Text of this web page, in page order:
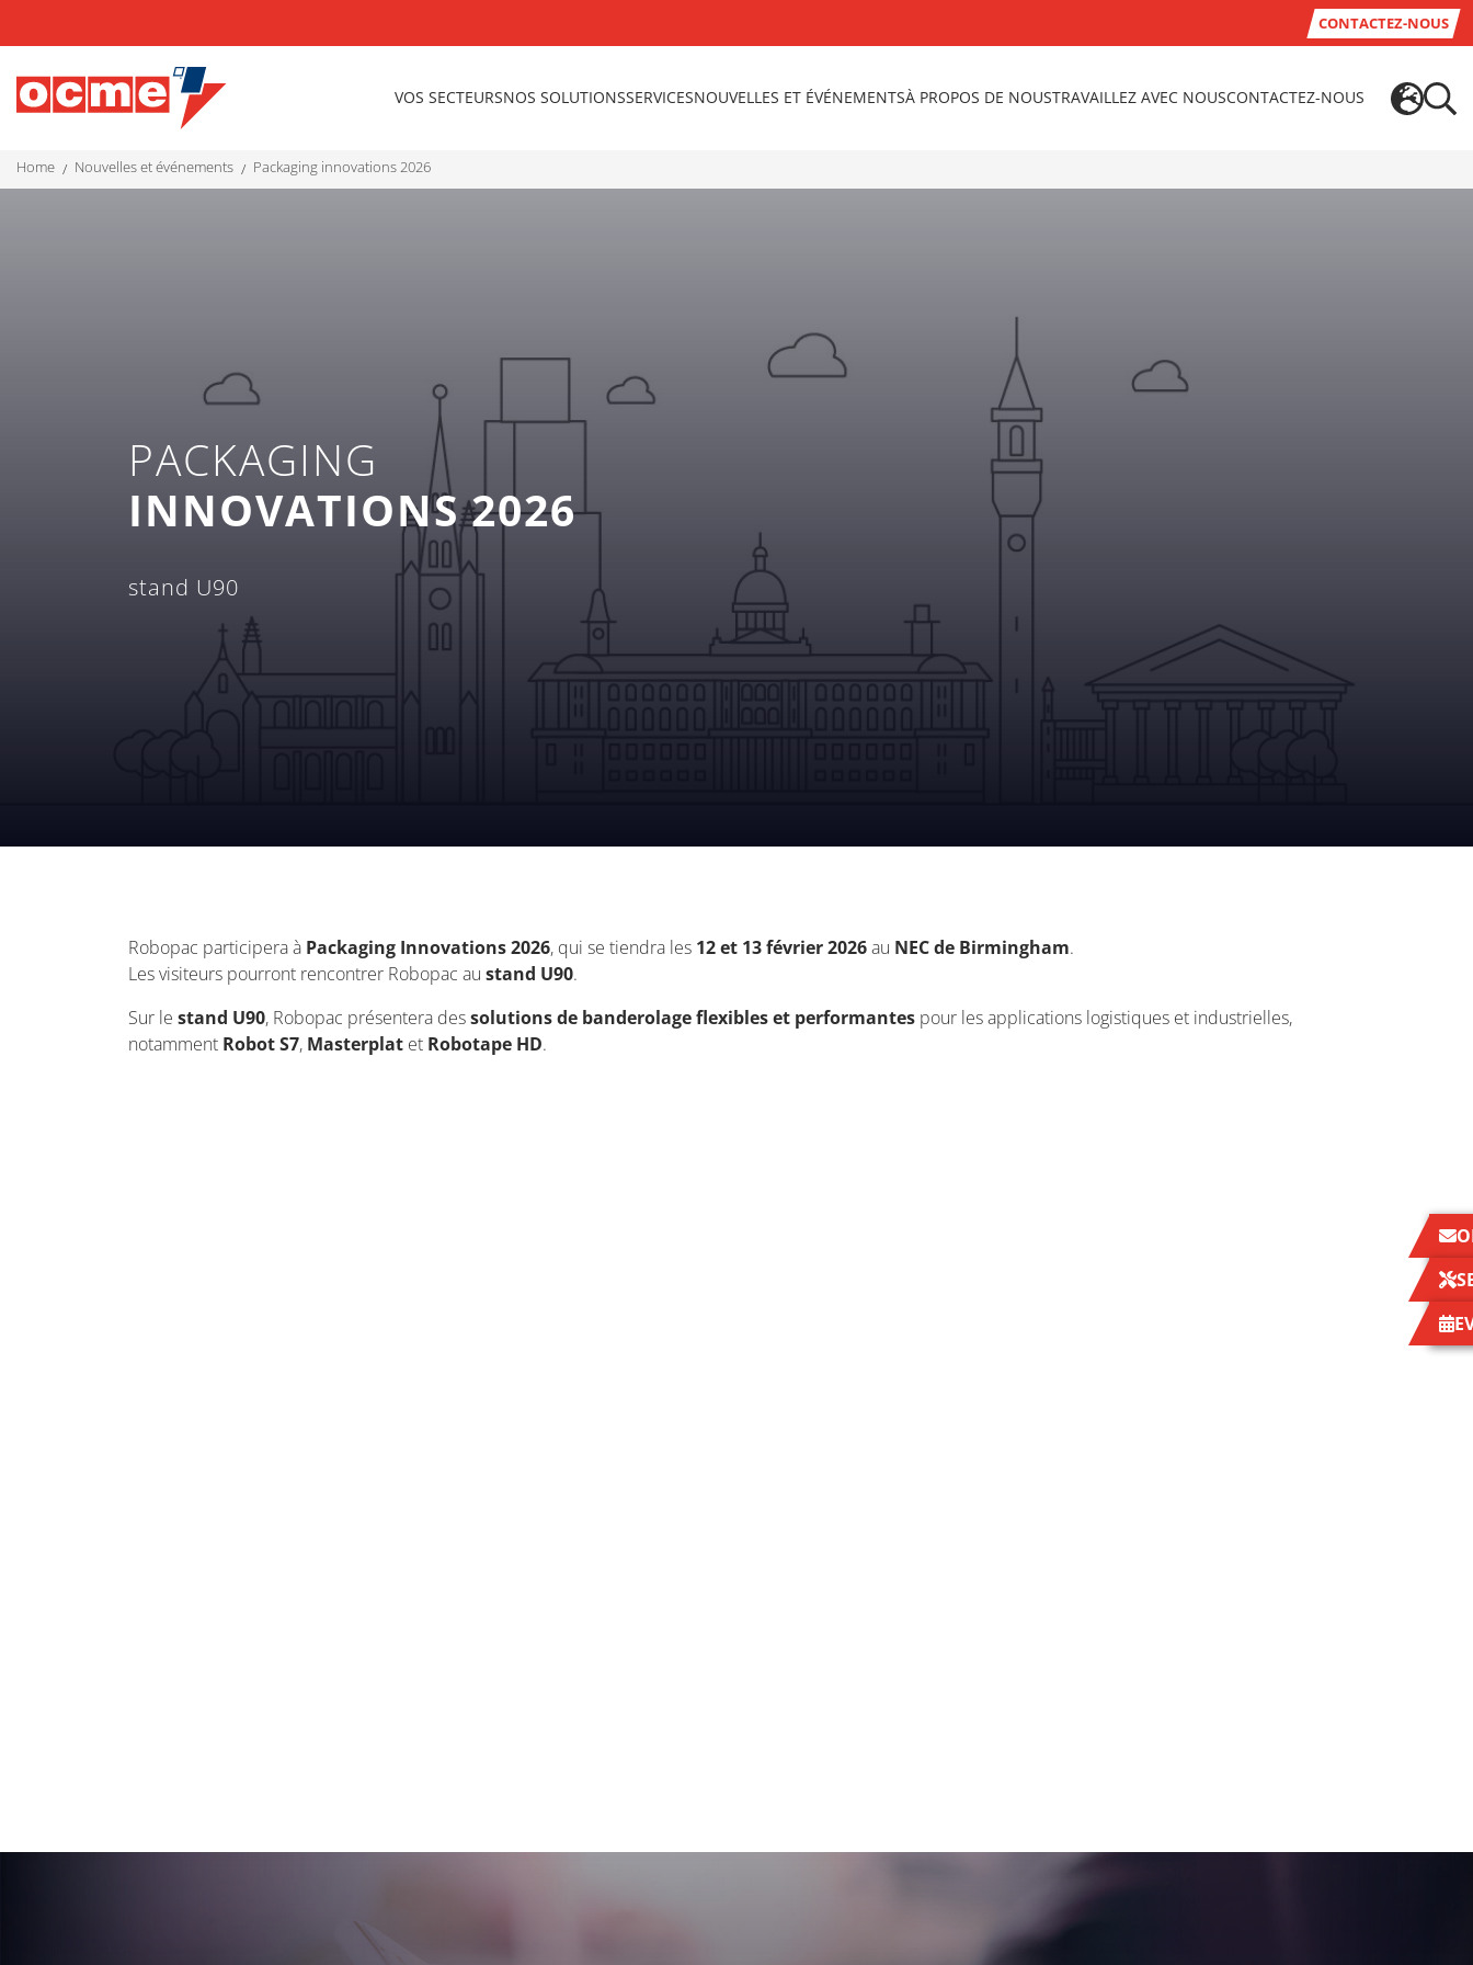
CONTACTEZ-NOUS
VOS SECTEURSNOS SOLUTIONSSERVICESNOUVELLES ET ÉVÉNEMENTSÀ PROPOS DE NOUSTRAVAILLEZ AVEC NOUSCONTACTEZ-NOUS
home nouvelles et événements packaging innovations 2026
PACKAGING
INNOVATIONS 2026
stand U90
Robopac participera à Packaging Innovations 2026, qui se tiendra les 12 et 13 février 2026au NEC de Birmingham.
Les visiteurs pourront rencontrer Robopac au stand U90.
Sur le stand U90, Robopac présentera dessolutions de banderolage flexibles et performantes pour les applications logistiques et industrielles,
notamment Robot S7, Masterplat et Robotape HD.